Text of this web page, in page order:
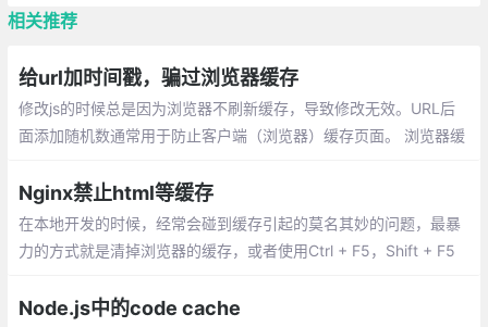
相关推荐
给url加时间戳，骗过浏览器缓存
修改js的时候总是因为浏览器不刷新缓存，导致修改无效。URL后
面添加随机数通常用于防止客户端（浏览器）缓存页面。 浏览器缓
Nginx禁止html等缓存
在本地开发的时候，经常会碰到缓存引起的莫名其妙的问题，最暴
力的方式就是清掉浏览器的缓存，或者使用Ctrl + F5，Shift + F5
用浏览器静态资源缓存了
Node.js中的code cache